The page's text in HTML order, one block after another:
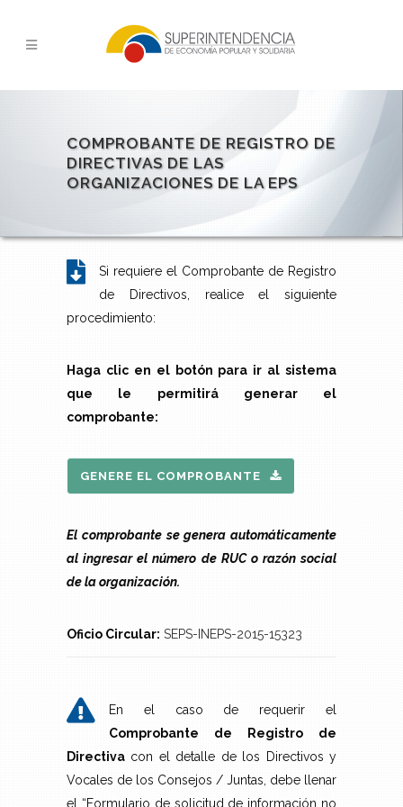
COMPROBANTE DE REGISTRO DE
DIRECTIVAS DE LAS
ORGANIZACIONES DE LA EPS
Si requiere el Comprobante de Registro
de Directivos, realice el siguiente
procedimiento:
Haga clic en el botón para ir al sistema
que le permitirá generar el
comprobante:
GENERE EL COMPROBANTE
El comprobante se genera automáticamente
al ingresar el número de RUC o razón social
de la organización.
Oficio Circular: SEPS-INEPS-2015-15323
En el caso de requerir el
Comprobante de Registro de
Directiva con el detalle de los Directivos y
Vocales de los Consejos / Juntas, debe llenar
el “Formulario de solicitud de información no